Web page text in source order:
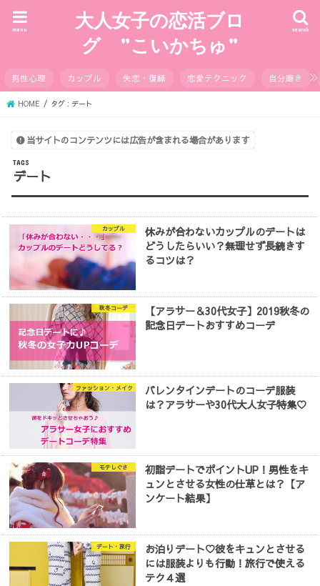
大人女子の恋活ブロ
グ ”こいかちゅ”
search
menu
男性心理 カップル 失恋・復縁 恋愛テクニック 自分磨き
HOME タグ : デート
当サイトのコンテンツには広告が含まれる場合があります
デート
カップル
休みが合わないカップルのデートは
どうしたらいい？無理せず長続きす
るコツは？
秋冬コーデ
【アラサー＆30代女子】2019秋冬の
記念日デートおすすめコーデ
ファッション・メイク
バレンタインデートのコーデ服装
は？アラサーや30代大人女子特集♡
モテしぐさ
初詣デートでポイントUP！男性をキ
ュンとさせる女性の仕草とは？【ア
ンケート結果】
デート・旅行
お泊りデート♡彼をキュンとさせる
には服装よりも行動！旅行で使える
テク４選